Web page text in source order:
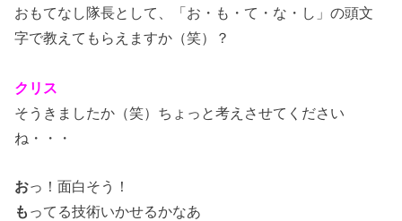
おもてなし隊長として、「お・も・て・な・し」の頭文
字で教えてもらえますか（笑）？
クリス
そうきましたか（笑）ちょっと考えさせてください
ね・・・
おっ！面白そう！
も ってる技術いかせるかなあ